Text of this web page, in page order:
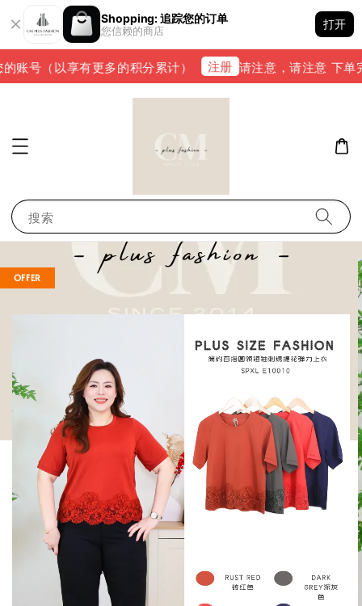
Shopping: 追踪您的订单
您信赖的商店
打开
账号（以享有更多的积分累计） 注册 请注意，请注意 下单
搜索
OFFER